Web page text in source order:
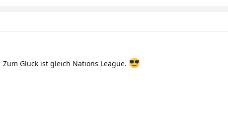
Zum Glück ist gleich Nations League.